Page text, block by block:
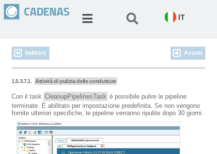
IT
Indietro Avanti
1.5.3.7.1. Attività di pulizia delle condutture
Con il task CleanupPipelinesTask è possibile pulire le pipeline
terminate. È abilitato per impostazione predefinita. Se non vengono
fornite ulteriori specifiche, le pipeline verranno ripulite dopo 30 giorni.